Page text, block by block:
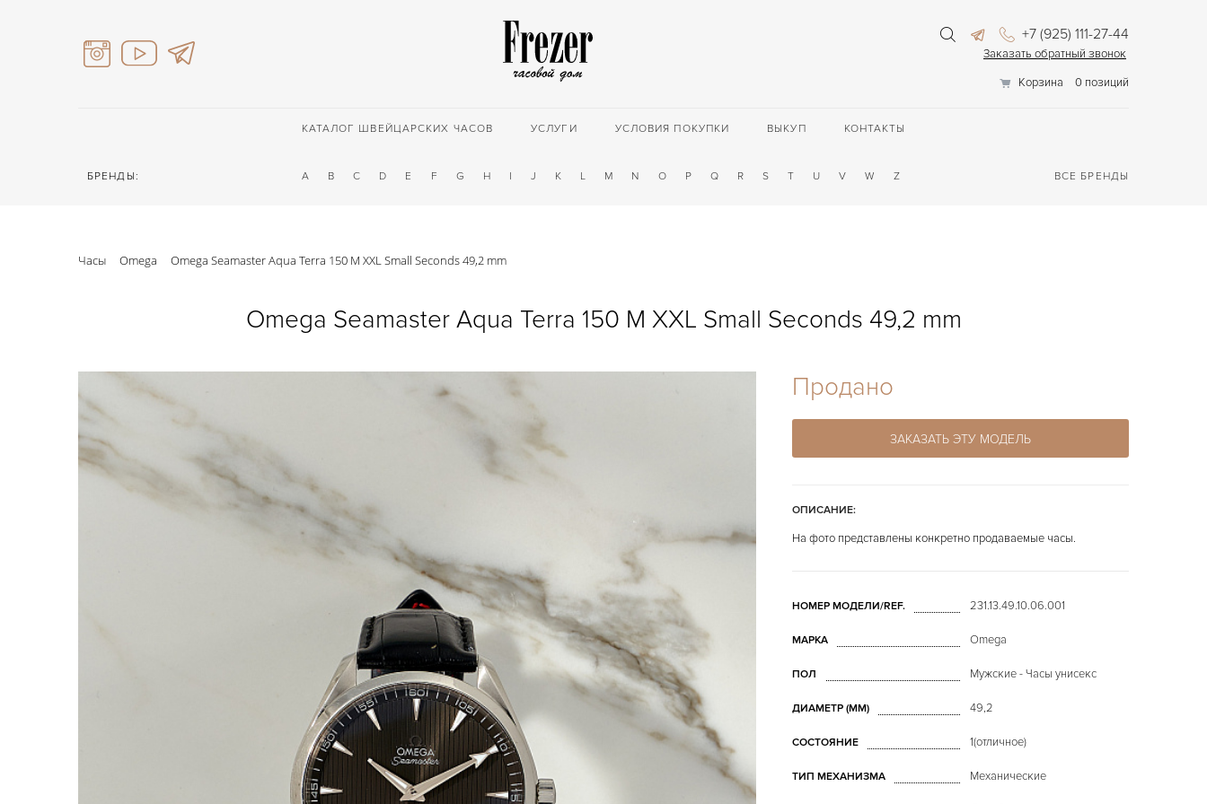
+7 (925) 111-27-44
Заказать обратный звонок
Корзина
0 позиций
КАТАЛОГ ШВЕЙЦАРСКИХ ЧАСОВ УСЛУГИ УСЛОВИЯ ПОКУПКИ ВЫКУП КОНТАКТЫ
БРЕНДЫ: A B C D E F G H I J K L M N O P Q R S T U V W Z ВСЕ БРЕНДЫ
Часы Omega Omega Seamaster Aqua Terra 150 M XXL Small Seconds 49,2 mm
Omega Seamaster Aqua Terra 150 M XXL Small Seconds 49,2 mm
Продано
ЗАКАЗАТЬ ЭТУ МОДЕЛЬ
ОПИСАНИЕ:
На фото представлены конкретно продаваемые часы.
НОМЕР МОДЕЛИ/REF. 231.13.49.10.06.001
МАРКА Omega
ПОЛ Мужские - Часы унисекс
ДИАМЕТР (MM) 49,2
СОСТОЯНИЕ 1(отличное)
ТИП МЕХАНИЗМА Механические